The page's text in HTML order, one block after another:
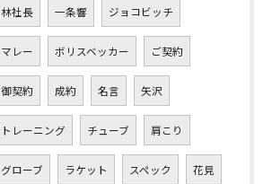
林社長 一条響 ジョコビッチ
マレー ボリスベッカー ご契約
御契約 成約 名言 矢沢
トレーニング チューブ 肩こり
グローブ ラケット スペック 花見